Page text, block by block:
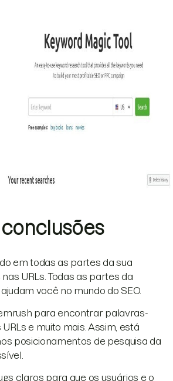
em todas as partes da sua
URLs. Todas as partes da
ajudam você no mundo do SEO.
para encontrar palavras-
e muito mais. Assim, está
posicionamentos de pesquisa da
claros para que os usuários e o